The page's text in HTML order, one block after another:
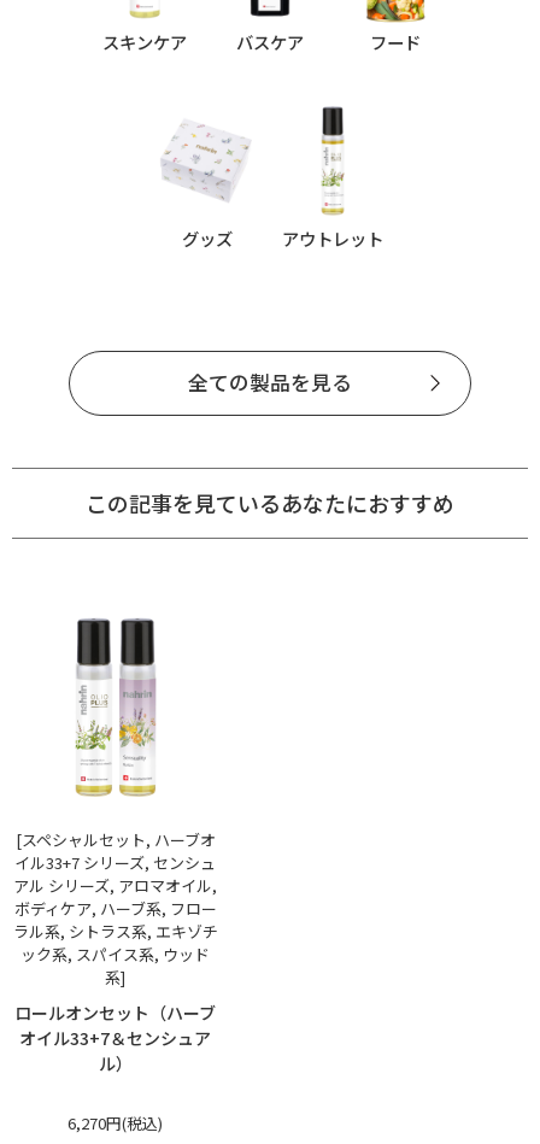
スキンケア バスケア フード
グッズ アウトレット
全ての製品を見る
この記事を見ているあなたにおすすめ
[スペシャルセット, ハーブオ
イル33+7 シリーズ, センシュ
アル シリーズ, アロマオイル,
ボディケア, ハーブ系, フロー
ラル系, シトラス系, エキゾチ
ック系, スパイス系, ウッド
系]
ロールオンセット（ハーブ
オイル33+7＆センシュア
ル）
6,270円(税込)